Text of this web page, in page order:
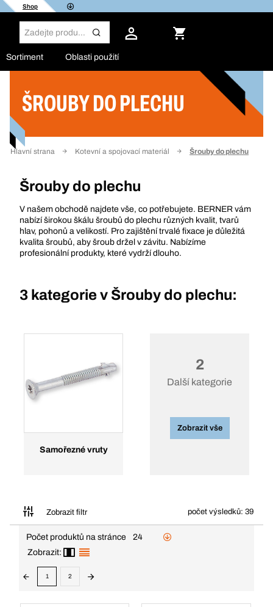
Shop
Sortiment Oblasti použití
ŠROUBY DO PLECHU
Hlavní strana Kotevní a spojovací materiál Šrouby do plechu
Šrouby do plechu
V našem obchodě najdete vše, co potřebujete. BERNER vám
nabízí širokou škálu šroubů do plechu různých kvalit, tvarů
hlav, pohonů a velikostí. Pro zajištění trvalé fixace je důležitá
kvalita šroubů, aby šroub držel v závitu. Nabízíme
profesionální produkty, které vydrží dlouho.
3 kategorie v Šrouby do plechu:
Samořezné vruty
2
Další kategorie
Zobrazit vše
Zobrazit filtr počet výsledků: 39
Filtr
Počet produktů na stránce
24
Zobrazit:
1 2